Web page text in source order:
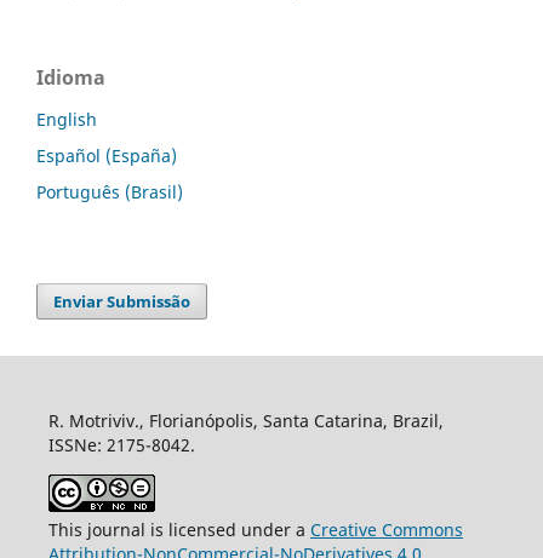
Idioma
English
Español (España)
Português (Brasil)
Enviar Submissão
R. Motriviv., Florianópolis, Santa Catarina, Brazil,
ISSNe: 2175-8042.
This journal is licensed under a Creative Commons
Attribution-NonCommercial-NoDerivatives 4.0